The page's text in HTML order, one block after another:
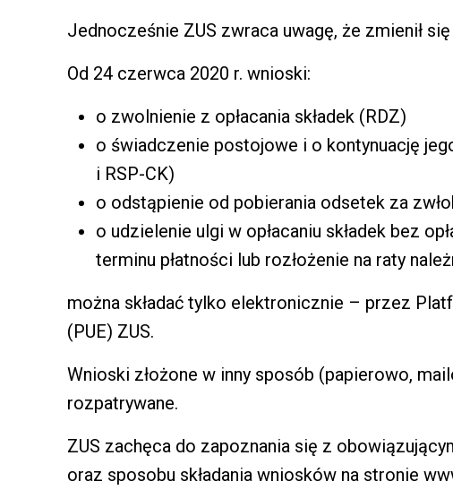
Jednocześnie ZUS zwraca uwagę, że zmienił
Od 24 czerwca 2020 r. wnioski:
o zwolnienie z opłacania składek (RDZ)
o świadczenie postojowe i o kontynuację
i RSP-CK)
o odstąpienie od pobierania odsetek za
o udzielenie ulgi w opłacaniu składek bez
terminu płatności lub rozłożenie na raty
można składać tylko elektronicznie – przez
(PUE) ZUS.
Wnioski złożone w inny sposób (papierowo,
rozpatrywane.
ZUS zachęca do zapoznania się z
oraz sposobu składania wniosków na stronie